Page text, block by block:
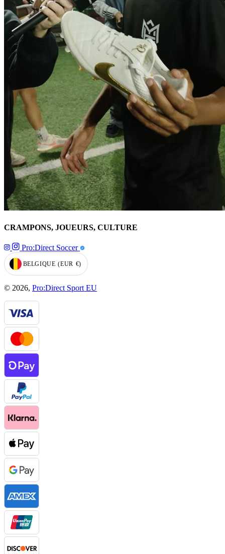
CRAMPONS, JOUEURS, CULTURE
Pro:Direct Soccer
GEOLOCATION BUTTON: BELGIQUE, EUR, €
BELGIQUE (EUR €)
© 2026, Pro:Direct Sport EU